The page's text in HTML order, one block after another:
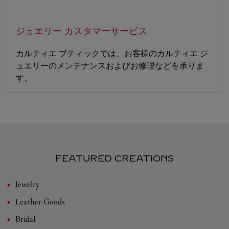
ジュエリー カスタマーサービス
カルティエ ブティックでは、お客様のカルティエ ジ
ュエリーのメンテナンスおよびお修理などを承りま
す。
FEATURED CREATIONS
Jewelry
Leather-Goods
Bridal